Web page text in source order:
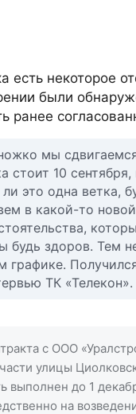
есть некоторое
были
ранее
мы
стоит 10
это одна ветка,
в какой-то
здоров. Тем
ТК «Телекон».
с ООО
улицы
до 1
на